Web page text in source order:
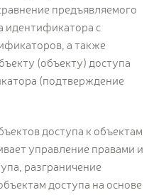
предъявляемого
идентификатора с
а также
(объекту) доступа
(подтверждение
доступа к объектам
управление правами и
разграничение
доступа на основе